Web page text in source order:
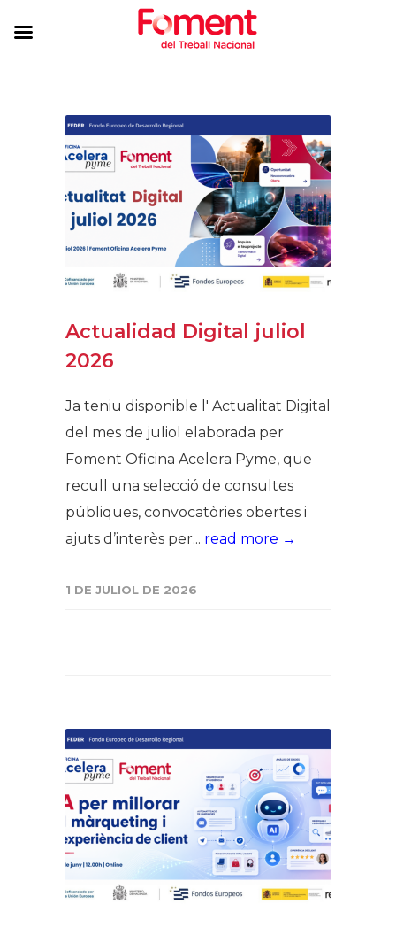
Actualidad Digital juliol
2026
Ja teniu disponible l' Actualitat Digital
del mes de juliol elaborada per
Foment Oficina Acelera Pyme, que
recull una selecció de consultes
públiques, convocatòries obertes i
ajuts d’interès per... read more →
1 DE JULIOL DE 2026